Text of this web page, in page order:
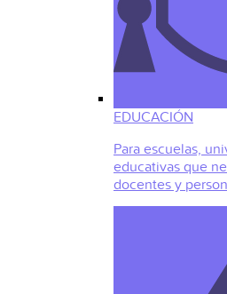
EDUCACIÓN
Para escuelas,
educativas que
docentes y